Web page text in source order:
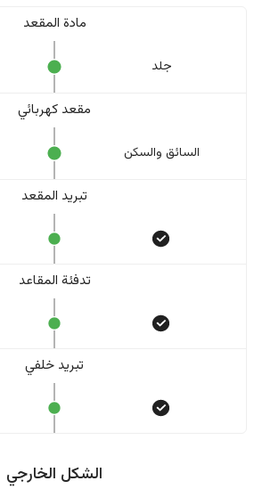
مادة المقعد
جلد
مقعد كهربائي
السائق والسکن
تبريد المقعد
تدفئة المقاعد
تبريد خلفي
الشكل الخارجي